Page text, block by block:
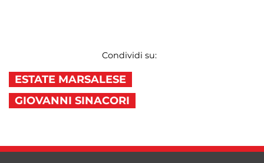
Condividi su:
ESTATE MARSALESE
GIOVANNI SINACORI